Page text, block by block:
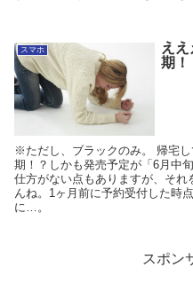
スマホ
え
期
※ただし、ブラックのみ。 帰宅
期！？しかも発売予定が「6月中
仕方がない点もありますが、そ
んね。1ヶ月前に予約受付した時
に…。
スポン